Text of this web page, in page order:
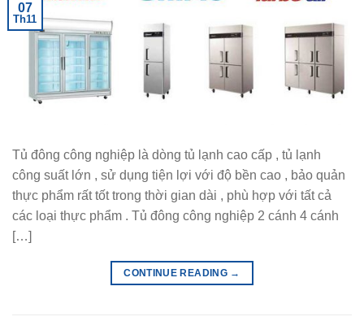
07
Th11
Tủ đông công nghiệp là dòng tủ lạnh cao cấp , tủ lạnh
công suất lớn , sử dụng tiện lợi với độ bền cao , bảo quản
thực phẩm rất tốt trong thời gian dài , phù hợp với tất cả
các loại thực phẩm . Tủ đông công nghiệp 2 cánh 4 cánh
[…]
CONTINUE READING →